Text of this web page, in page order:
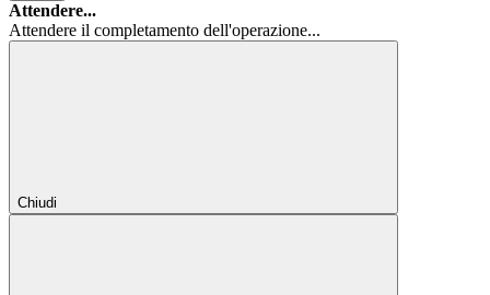
Attendere...
Attendere il completamento dell'operazione...
Chiudi